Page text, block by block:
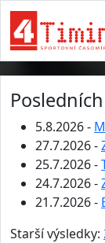
5.8.2026 -
27.7.2026 -
25.7.2026 -
24.7.2026 -
21.7.2026 -
Starší výsledky: